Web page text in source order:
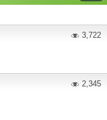
3,722
2,345